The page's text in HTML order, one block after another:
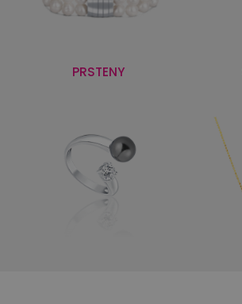
PRSTENY